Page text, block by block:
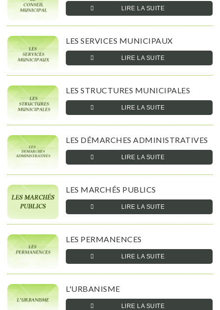
LIRE LA SUITE­­
LES SERVICES MUNICIPAUX
LIRE LA SUITE­­
LES STRUCTURES MUNICIPALES
LIRE LA SUITE­­
LES DÉMARCHES ADMINISTRATIVES
LIRE LA SUITE­­
LES MARCHÉS PUBLICS
LIRE LA SUITE­­
LES PERMANENCES
LIRE LA SUITE­­
L'URBANISME
LIRE LA SUITE­­